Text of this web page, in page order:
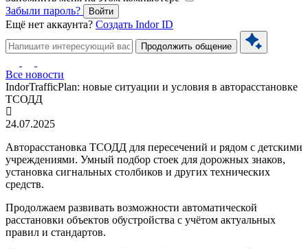
Забыли пароль?
Войти
Ещё нет аккаунта? Создать Indor ID
Продолжить общение
Все новости
IndorTrafficPlan: новые ситуации и условия в авторасстановке
ТСОДД
24.07.2025
Авторасстановка ТСОДД для пересечений и рядом с детскими
учреждениями. Умный подбор стоек для дорожных знаков,
установка сигнальных столбиков и других технических
средств.
Продолжаем развивать возможности автоматической
расстановки объектов обустройства с учётом актуальных
правил и стандартов.